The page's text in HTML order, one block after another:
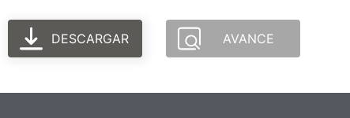
DESCARGAR AVANCE